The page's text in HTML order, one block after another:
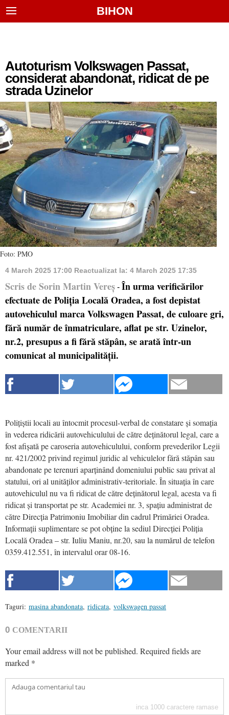
BIHON
Autoturism Volkswagen Passat,
considerat abandonat, ridicat de pe
strada Uzinelor
Foto: PMO
4 March 2025 17:00 Reactualizat la: 4 March 2025 17:35
Scris de Sorin Martin Vereș - În urma verificărilor
efectuate de Poliția Locală Oradea, a fost depistat
autovehiculul marca Volkswagen Passat, de culoare gri,
fără număr de înmatriculare, aflat pe str. Uzinelor,
nr.2, presupus a fi fără stăpân, se arată într-un
comunicat al municipalității.
Polițiștii locali au întocmit procesul-verbal de constatare și somația
în vederea ridicării autovehiculului de către deținătorul legal, care a
fost afișată pe caroseria autovehiculului, conform prevederilor Legii
nr. 421/2002 privind regimul juridic al vehiculelor fără stăpân sau
abandonate pe terenuri aparținând domeniului public sau privat al
statului, ori al unităților administrativ-teritoriale. În situația în care
autovehiculul nu va fi ridicat de către deținătorul legal, acesta va fi
ridicat și transportat pe str. Academiei nr. 3, spațiu administrat de
către Direcția Patrimoniu Imobiliar din cadrul Primăriei Oradea.
Informații suplimentare se pot obține la sediul Direcției Poliția
Locală Oradea – str. Iuliu Maniu, nr.20, sau la numărul de telefon
0359.412.551, în intervalul orar 08-16.
Taguri: masina abandonata, ridicata, volkswagen passat
0 COMENTARII
Your email address will not be published. Required fields are
marked *
inca 1000 caractere ramase